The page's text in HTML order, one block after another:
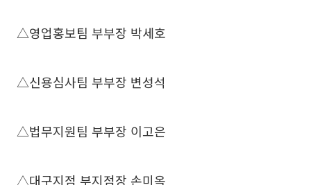
△영업홍보팀 부부장 박세호
△신용심사팀 부부장 변성석
△법무지원팀 부부장 이고은
△대구지점 부지점장 손미옥